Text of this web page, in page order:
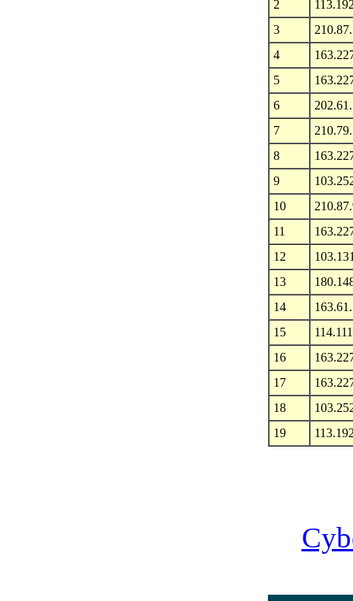
2
3
4
5
6
7
8
9
10
11
12
13
14
15
16
17
18
19